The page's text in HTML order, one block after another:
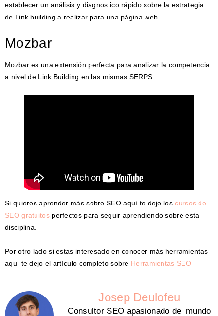
establecer un análisis y diagnostico rápido sobre la estrategia
de Link building a realizar para una página web.
Mozbar
Mozbar es una extensión perfecta para analizar la competencia
a nivel de Link Building en las mismas SERPS.
Si quieres aprender más sobre SEO aquí te dejo loscursos de
SEO gratuitosperfectos para seguir aprendiendo sobre esta
disciplina.
Por otro lado si estas interesado en conocer más herramientas
aquí te dejo el artículo completo sobre Herramientas SEO
Josep Deulofeu
Consultor SEO apasionado del mundo